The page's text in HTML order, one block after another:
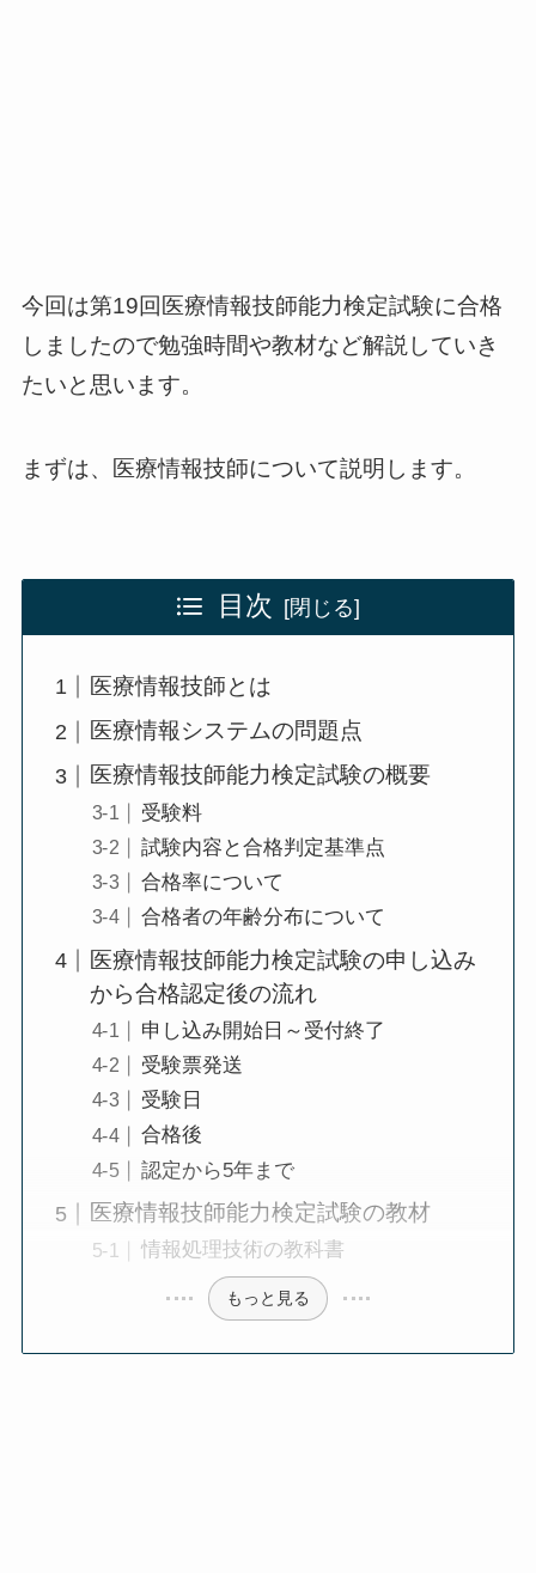
今回は第19回医療情報技師能力検定試験に合格
しましたので勉強時間や教材など解説していき
たいと思います。
まずは、医療情報技師について説明します。
目次
医療情報技師とは
医療情報システムの問題点
医療情報技師能力検定試験の概要
受験料
試験内容と合格判定基準点
合格率について
合格者の年齢分布について
医療情報技師能力検定試験の申し込み
から合格認定後の流れ
申し込み開始日～受付終了
受験票発送
受験日
合格後
認定から5年まで
医療情報技師能力検定試験の教材
情報処理技術の教科書
もっと見る